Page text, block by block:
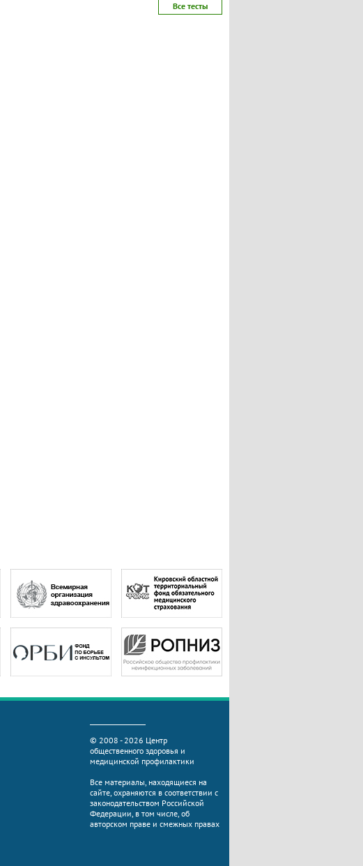
Все тесты
© 2008 - 2026 Центр
общественного здоровья и
медицинской профилактики
Все материалы, находящиеся на
сайте, охраняются в соответствии с
законодательством Российской
Федерации, в том числе, об
авторском праве и смежных правах